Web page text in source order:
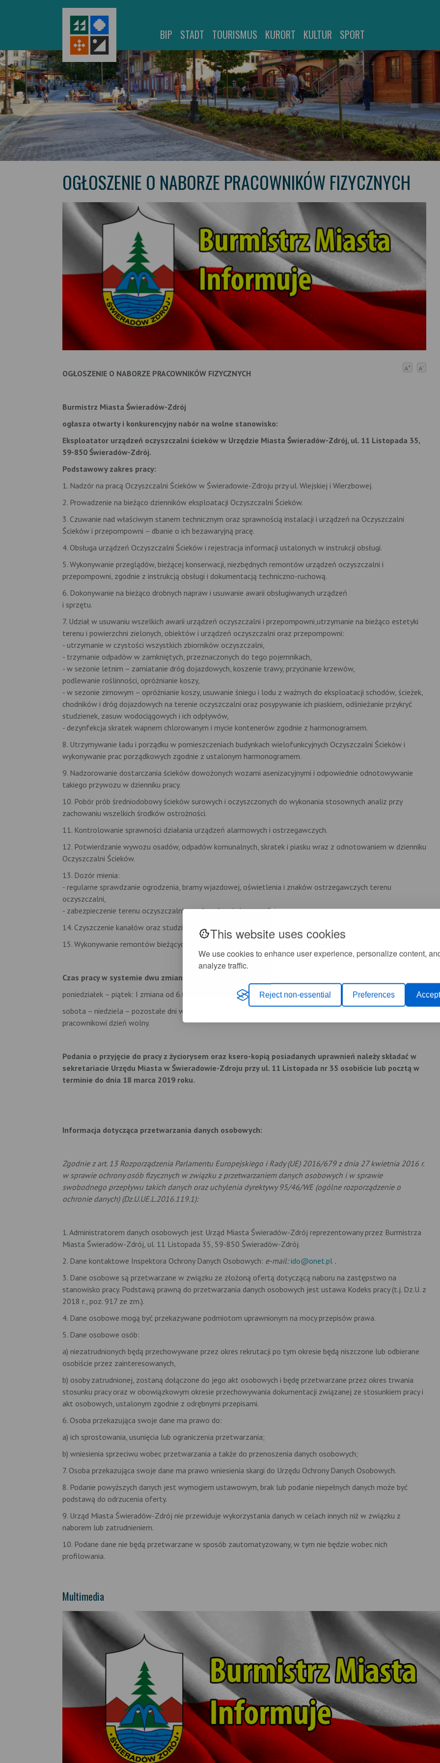
This website uses cookies
We use cookies to enhance user experience, personalize content,
analyze traffic.
Reject non-essential Preferences Accept
BIP STADT TOURISMUS KURORT KULTUR SPORT
OGŁOSZENIE O NABORZE PRACOWNIKÓW FIZYCZNYCH
A+ A-
OGŁOSZENIE O NABORZE PRACOWNIKÓW FIZYCZNYCH
Burmistrz Miasta Świeradów-Zdrój
ogłasza otwarty i konkurencyjny nabór na wolne stanowisko:
Eksploatator urządzeń oczyszczalni ścieków w Urzędzie Miasta Świeradów-Zdrój, ul. 11 Listopada 35,
59-850 Świeradów-Zdrój.
Podstawowy zakres pracy:
1. Nadzór na pracą Oczyszczalni Ścieków w Świeradowie-Zdroju przy ul. Wiejskiej i Wierzbowej.
2. Prowadzenie na bieżąco dzienników eksploatacji Oczyszczalni Ścieków.
3. Czuwanie nad właściwym stanem technicznym oraz sprawnością instalacji i urządzeń na Oczyszczalni
Ścieków i przepompowni – dbanie o ich bezawaryjną pracę.
4. Obsługa urządzeń Oczyszczalni Ścieków i rejestracja informacji ustalonych w instrukcji obsługi.
5. Wykonywanie przeglądów, bieżącej konserwacji, niezbędnych remontów urządzeń oczyszczalni i
przepompowni, zgodnie z instrukcją obsługi i dokumentacją techniczno-ruchową.
6. Dokonywanie na bieżąco drobnych napraw i usuwanie awarii obsługiwanych urządzeń
i sprzętu.
7. Udział w usuwaniu wszelkich awarii urządzeń oczyszczalni i przepompowni,utrzymanie na bieżąco estetyki
terenu i powierzchni zielonych, obiektów i urządzeń oczyszczalni oraz przepompowni:
- utrzymanie w czystości wszystkich zbiorników oczyszczalni,
- trzymanie odpadów w zamkniętych, przeznaczonych do tego pojemnikach,
- w sezonie letnim – zamiatanie dróg dojazdowych, koszenie trawy, przycinanie krzewów,
podlewanie roślinności, opróżnianie koszy,
- w sezonie zimowym – opróżnianie koszy, usuwanie śniegu i lodu z ważnych do eksploatacji schodów, ścieżek,
chodników i dróg dojazdowych na terenie oczyszczalni oraz posypywanie ich piaskiem, odśnieżanie przykryć
studzienek, zasuw wodociągowych i ich odpływów,
- dezynfekcja skratek wapnem chlorowanym i mycie kontenerów zgodnie z harmonogramem.
8. Utrzymywanie ładu i porządku w pomieszczeniach budynkach wielofunkcyjnych Oczyszczalni Ścieków i
wykonywanie prac porządkowych zgodnie z ustalonym harmonogramem.
9. Nadzorowanie dostarczania ścieków dowożonych wozami asenizacyjnymi i odpowiednie odnotowywanie
takiego przywozu w dzienniku pracy.
10. Pobór prób średniodobowy ścieków surowych i oczyszczonych do wykonania stosownych analiz przy
zachowaniu wszelkich środków ostrożności.
11. Kontrolowanie sprawności działania urządzeń alarmowych i ostrzegawczych.
12. Potwierdzanie wywozu osadów, odpadów komunalnych, skratek i piasku wraz z odnotowaniem w dzienniku
Oczyszczalni Ścieków.
13. Dozór mienia:
- regularne sprawdzanie ogrodzenia, bramy wjazdowej, oświetlenia i znaków ostrzegawczych terenu
oczyszczalni,
- zabezpieczenie terenu oczyszczalni przed osobami nieupoważnionym.
14. Czyszczenie kanałów oraz studzienek kanalizacji sanitarnej i deszczowej i ich udrożnienie.
15. Wykonywanie remontów bieżących kanałów, przykanalików i innych obiektów należących do gminy.
Czas pracy w systemie dwu zmianowym na podstawie grafiku:
poniedziałek – piątek: I zmiana od 6.00 do 14.00; II zmiana od 14.00 do 22.00.
sobota – niedziela – pozostałe dni wolne (święta) obowiązuje system dyżurów, za który przysługuję
pracownikowi dzień wolny.
Podania o przyjęcie do pracy z życiorysem oraz ksero-kopią posiadanych uprawnień należy składać w
sekretariacie Urzędu Miasta w Świeradowie-Zdroju przy ul. 11 Listopada nr 35 osobiście lub pocztą w
terminie do dnia 18 marca 2019 roku.
Informacja dotycząca przetwarzania danych osobowych:
Zgodnie z art. 13 Rozporządzenia Parlamentu Europejskiego i Rady (UE) 2016/679 z dnia 27 kwietnia 2016 r.
w sprawie ochrony osób fizycznych w związku z przetwarzaniem danych osobowych i w sprawie
swobodnego przepływu takich danych oraz uchylenia dyrektywy 95/46/WE (ogólne rozporządzenie o
ochronie danych) (Dz.U.UE.L.2016.119.1):
1. Administratorem danych osobowych jest Urząd Miasta Świeradów-Zdrój reprezentowany przez Burmistrza
Miasta Świeradów-Zdrój, ul. 11 Listopada 35, 59-850 Świeradów-Zdrój.
2. Dane kontaktowe Inspektora Ochrony Danych Osobowych: e-mail:ido@onet.pl .
3. Dane osobowe są przetwarzane w związku ze złożoną ofertą dotyczącą naboru na zastępstwo na
stanowisko pracy. Podstawą prawną do przetwarzania danych osobowych jest ustawa Kodeks pracy (t.j. Dz.U. z
2018 r., poz. 917 ze zm.).
4. Dane osobowe mogą być przekazywane podmiotom uprawnionym na mocy przepisów prawa.
5. Dane osobowe osób:
a) niezatrudnionych będą przechowywane przez okres rekrutacji po tym okresie będą niszczone lub odbierane
osobiście przez zainteresowanych,
b) osoby zatrudnionej, zostaną dołączone do jego akt osobowych i będę przetwarzane przez okres trwania
stosunku pracy oraz w obowiązkowym okresie przechowywania dokumentacji związanej ze stosunkiem pracy i
akt osobowych, ustalonym zgodnie z odrębnymi przepisami.
6. Osoba przekazująca swoje dane ma prawo do:
a) ich sprostowania, usunięcia lub ograniczenia przetwarzania;
b) wniesienia sprzeciwu wobec przetwarzania a także do przenoszenia danych osobowych;
7. Osoba przekazująca swoje dane ma prawo wniesienia skargi do Urzędu Ochrony Danych Osobowych.
8. Podanie powyższych danych jest wymogiem ustawowym, brak lub podanie niepełnych danych może być
podstawą do odrzucenia oferty.
9. Urząd Miasta Świeradów-Zdrój nie przewiduje wykorzystania danych w celach innych niż w związku z
naborem lub zatrudnieniem.
10. Podane dane nie będą przetwarzane w sposób zautomatyzowany, w tym nie będzie wobec nich
profilowania.
Multimedia